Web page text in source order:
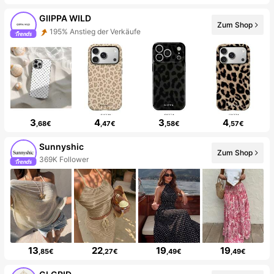
GllPPA WILD
195% Anstieg der Verkäufe
Zum Shop
3,68€ 4,47€ 3,58€ 4,57€
Sunnyshic
369K Follower
Zum Shop
13,85€ 22,27€ 19,49€ 19,49€